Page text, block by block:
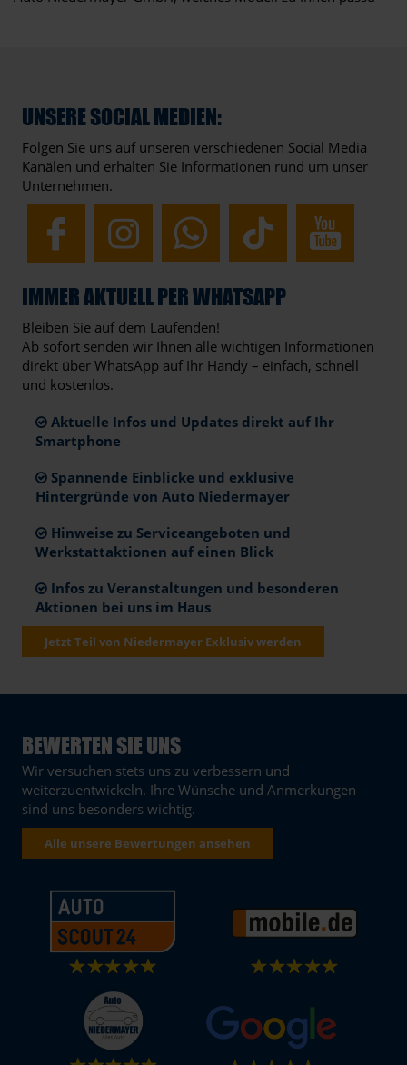
UNSERE SOCIAL MEDIEN:
Folgen Sie uns auf unseren verschiedenen Social Media
Kanälen und erhalten Sie Informationen rund um unser
Unternehmen.
IMMER AKTUELL PER WHATSAPP
Bleiben Sie auf dem Laufenden!
Ab sofort senden wir Ihnen alle wichtigen Informationen
direkt über WhatsApp auf Ihr Handy – einfach, schnell
und kostenlos.
Aktuelle Infos und Updates direkt auf Ihr
Smartphone
Spannende Einblicke und exklusive
Hintergründe von Auto Niedermayer
Hinweise zu Serviceangeboten und
Werkstattaktionen auf einen Blick
Infos zu Veranstaltungen und besonderen
Aktionen bei uns im Haus
Jetzt Teil von Niedermayer Exklusiv werden
BEWERTEN SIE UNS
Wir versuchen stets uns zu verbessern und
weiterzuentwickeln. Ihre Wünsche und Anmerkungen
sind uns besonders wichtig.
Alle unsere Bewertungen ansehen